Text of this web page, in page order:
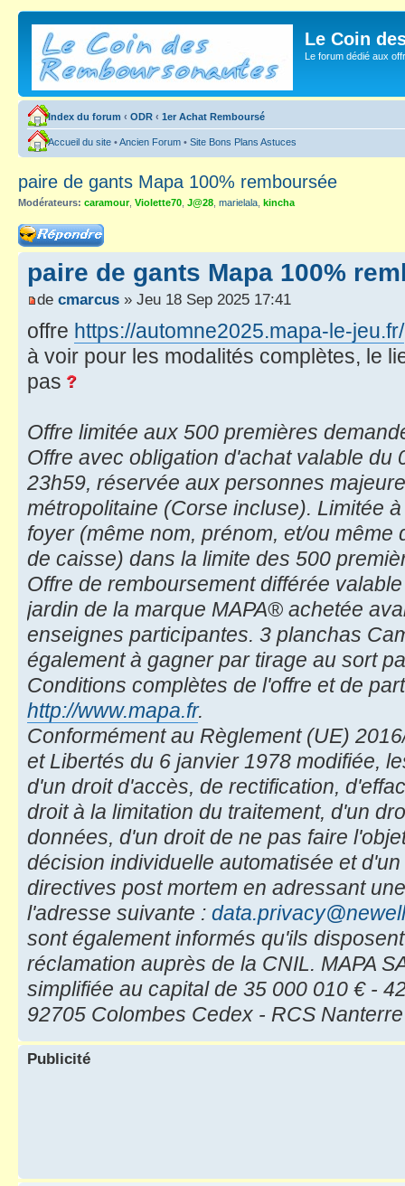
Le Coin
Le forum dédié aux
Index du forum ‹ ODR ‹ 1er Achat Remboursé
Accueil du site •Ancien Forum • Site Bons Plans Astuces
paire de gants Mapa 100% remboursée
Modérateurs: caramour, Violette70 J@28 marielala kincha
Répondre
paire de gants Mapa 100%
de cmarcus » Jeu 18 Sep 2025 17:41
offre https://automne2025.mapa-le-jeu.fr/
à voir pour les modalités complètes, le
pas
Offre limitée aux 500 premières
Offre avec obligation d'achat valable du
23h59, réservée aux personnes
métropolitaine (Corse incluse). Limitée
foyer (même nom, prénom, et/ou même
de caisse) dans la limite des 500
Offre de remboursement différée
jardin de la marque MAPA® achetée
enseignes participantes. 3 planchas
également à gagner par tirage au sort
Conditions complètes de l'offre et de
http://www.mapa.fr.
Conformément au Règlement (UE)
et Libertés du 6 janvier 1978 modifiée,
d'un droit d'accès, de rectification,
droit à la limitation du traitement, d'un
données, d'un droit de ne pas faire
décision individuelle automatisée et
directives post mortem en adressant
l'adresse suivante :
sont également informés qu'ils
réclamation auprès de la CNIL. MAPA
simplifiée au capital de 35 000 010 € -
92705 Colombes Cedex - RCS
Publicité